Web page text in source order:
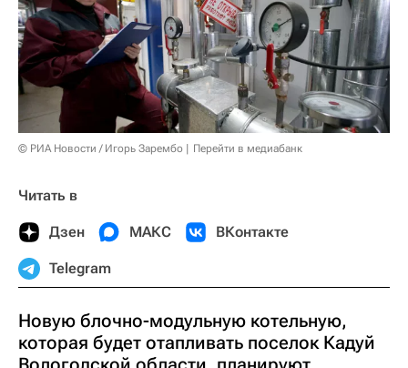
© РИА Новости / Игорь Зарембо Перейти в медиабанк
Читать в
Дзен МАКС ВКонтакте
Telegram
Новую блочно-модульную котельную,
которая будет отапливать поселок Кадуй